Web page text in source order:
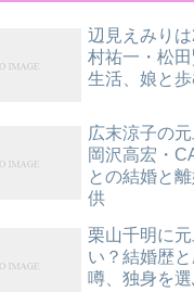
辺見えみり
村祐一・松
生活、娘と
広末涼子の元
岡沢高宏・
との結婚と
供
栗山千明に
い？結婚歴
噂、独身を